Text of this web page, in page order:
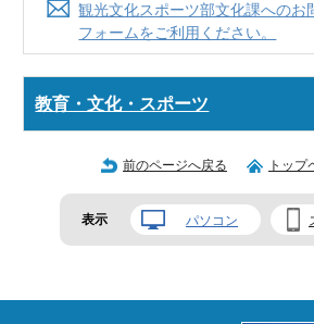
観光文化スポーツ部文化課へのお
フォームをご利用ください。
教育・文化・スポーツ
前のページへ戻る トップ
表示 パソコン